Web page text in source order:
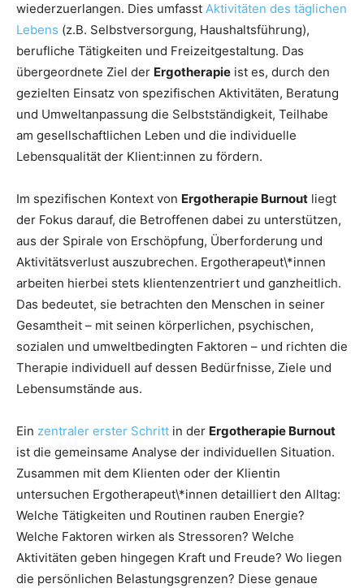
wiederzuerlangen. Dies umfasst Aktivitäten des täglichen
Lebens (z.B. Selbstversorgung, Haushaltsführung),
berufliche Tätigkeiten und Freizeitgestaltung. Das
übergeordnete Ziel der Ergotherapie ist es, durch den
gezielten Einsatz von spezifischen Aktivitäten, Beratung
und Umweltanpassung die Selbstständigkeit, Teilhabe
am gesellschaftlichen Leben und die individuelle
Lebensqualität der Klient:innen zu fördern.
Im spezifischen Kontext von Ergotherapie Burnout liegt
der Fokus darauf, die Betroffenen dabei zu unterstützen,
aus der Spirale von Erschöpfung, Überforderung und
Aktivitätsverlust auszubrechen. Ergotherapeut\*innen
arbeiten hierbei stets klientenzentriert und ganzheitlich.
Das bedeutet, sie betrachten den Menschen in seiner
Gesamtheit – mit seinen körperlichen, psychischen,
sozialen und umweltbedingten Faktoren – und richten die
Therapie individuell auf dessen Bedürfnisse, Ziele und
Lebensumstände aus.
Ein zentraler erster Schritt in der Ergotherapie Burnout
ist die gemeinsame Analyse der individuellen Situation.
Zusammen mit dem Klienten oder der Klientin
untersuchen Ergotherapeut\*innen detailliert den Alltag:
Welche Tätigkeiten und Routinen rauben Energie?
Welche Faktoren wirken als Stressoren? Welche
Aktivitäten geben hingegen Kraft und Freude? Wo liegen
die persönlichen Belastungsgrenzen? Diese genaue